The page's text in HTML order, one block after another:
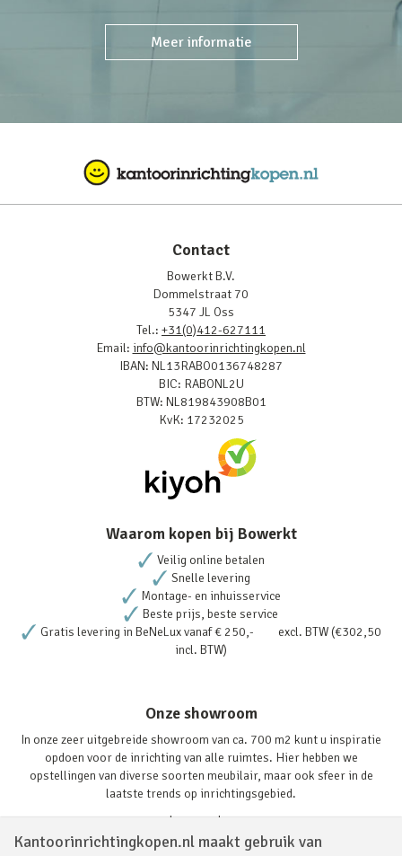
Kantoorinrichtingkopen.nl maakt gebruik van
Meer informatie
Contact
Bowerkt B.V.
Dommelstraat 70
5347 JL Oss
Tel.: +31(0)412-627111
Email: info@kantoorinrichtingkopen.nl
IBAN: NL13RABO0136748287
BIC: RABONL2U
BTW: NL819843908B01
KvK: 17232025
Waarom kopen bij Bowerkt
Veilig online betalen
Snelle levering
Montage- en inhuisservice
Beste prijs, beste service
Gratis levering in BeNeLux vanaf € 250,- excl. BTW (€302,50
incl. BTW)
Onze showroom
In onze zeer uitgebreide showroom van ca. 700 m2 kunt u inspiratie
opdoen voor de inrichting van alle ruimtes. Hier hebben we
opstellingen van diverse soorten meubilair, maar ook sfeer in de
laatste trends op inrichtingsgebied.
Lees verder